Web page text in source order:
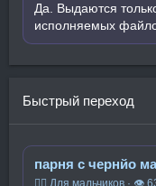
Да. Выдаются
исполняемых
Быстрый переход
парня с чернйо
🧍‍♂️ Для мальчиков · 👁